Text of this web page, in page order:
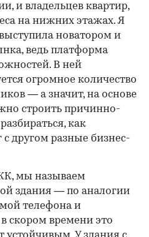
и владельцев квартир,
на нижних этажах. Я
новатором и
ведь платформа
В ней
огромное количество
— а значит, на основе
строить причинно-
как
с другом разные бизнес-
мы называем
здания — по аналогии
телефона и
скором времени это